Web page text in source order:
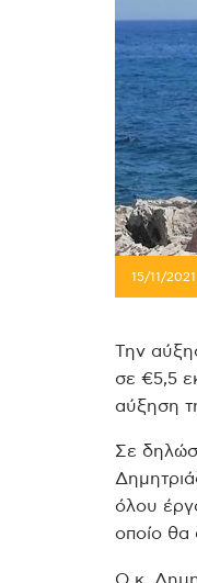
15/11/2021
Την
σε €5,5
αύξηση
Σε
όλου
οποίο θα